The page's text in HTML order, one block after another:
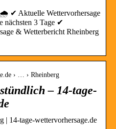
✔ Aktuelle Wettervorhersage
nächsten 3 Tage ✔
& Wetterbericht Rheinberg
› … › Rheinberg
– 14-tage-
| 14-tage-wettervorhersage.de